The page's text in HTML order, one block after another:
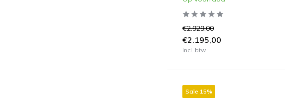
€2.929,00
€2.195,00
Incl. btw
Sale 15%